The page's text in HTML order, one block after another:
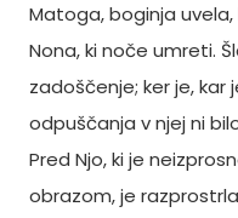
Matoga, boginja
Nona, ki noče umreti.
zadoščenje; ker je, kar
odpuščanja v njej ni
Pred Njo, ki je
obrazom, je